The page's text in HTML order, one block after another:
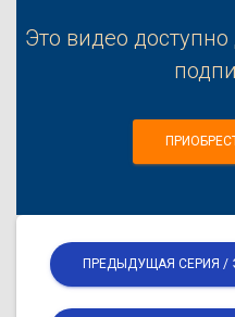
Это видео
ПРЕДЫДУЩАЯ СЕРИЯ /